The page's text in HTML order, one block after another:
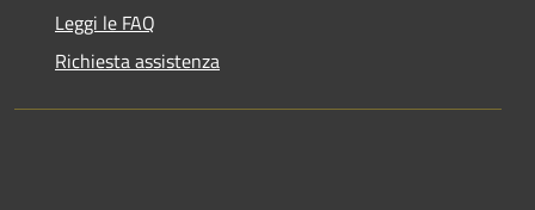
Leggi le FAQ
Richiesta assistenza